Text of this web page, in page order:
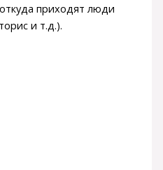
приходят люди
и т.д.).